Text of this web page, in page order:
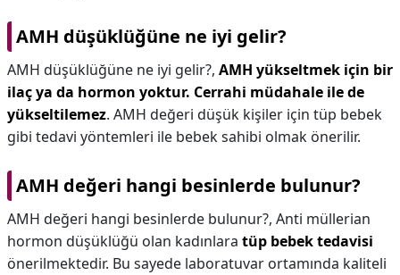
AMH düşüklüğüne ne iyi gelir?
AMH düşüklüğüne ne iyi gelir?, AMH yükseltmek için bir
ilaç ya da hormon yoktur. Cerrahi müdahale ile de
yükseltilemez. AMH değeri düşük kişiler için tüp bebek
gibi tedavi yöntemleri ile bebek sahibi olmak önerilir.
AMH değeri hangi besinlerde bulunur?
AMH değeri hangi besinlerde bulunur?, Anti müllerian
hormon düşüklüğü olan kadınlara tüp bebek tedavisi
önerilmektedir. Bu sayede laboratuvar ortamında kaliteli